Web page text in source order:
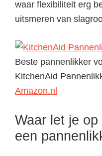
waar flexibiliteit erg
uitsmeren van
Beste pannenlikker
KitchenAid
Amazon.nl
Waar let je
een